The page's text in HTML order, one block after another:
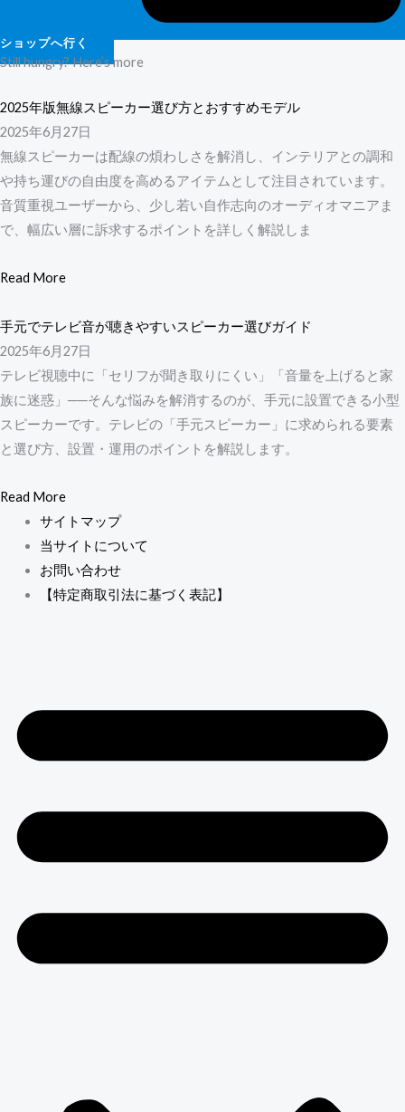
ショップへ行く
Still hungry? Here’s more
2025年版無線スピーカー選び方とおすすめモデル
2025年6月27日
無線スピーカーは配線の煩わしさを解消し、インテリアとの調和
や持ち運びの自由度を高めるアイテムとして注目されています。
音質重視ユーザーから、少し若い自作志向のオーディオマニアま
で、幅広い層に訴求するポイントを詳しく解説しま
Read More
手元でテレビ音が聴きやすいスピーカー選びガイド
2025年6月27日
テレビ視聴中に「セリフが聞き取りにくい」「音量を上げると家
族に迷惑」──そんな悩みを解消するのが、手元に設置できる小型
スピーカーです。テレビの「手元スピーカー」に求められる要素
と選び方、設置・運用のポイントを解説します。
Read More
サイトマップ
当サイトについて
お問い合わせ
【特定商取引法に基づく表記】